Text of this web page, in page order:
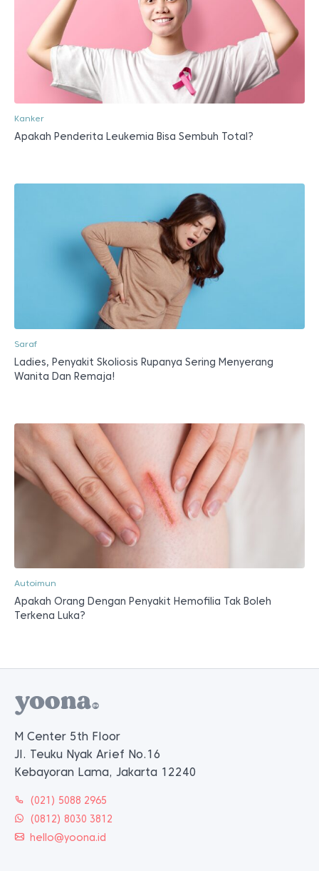
Kanker
Apakah Penderita Leukemia Bisa Sembuh Total?
Saraf
Ladies, Penyakit Skoliosis Rupanya Sering Menyerang
Wanita Dan Remaja!
Autoimun
Apakah Orang Dengan Penyakit Hemofilia Tak Boleh
Terkena Luka?
M Center 5th Floor
Jl. Teuku Nyak Arief No.16
Kebayoran Lama, Jakarta 12240
(021) 5088 2965
(0812) 8030 3812
hello@yoona.id